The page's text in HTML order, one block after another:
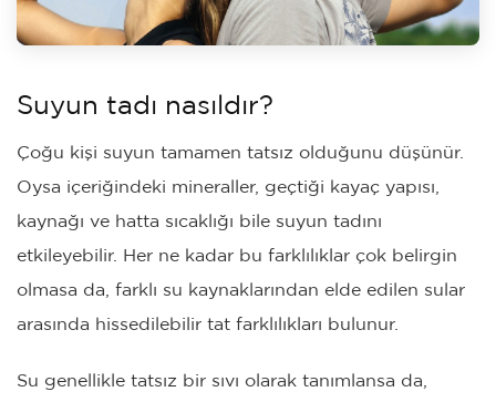
Suyun tadı nasıldır?
Çoğu kişi suyun tamamen tatsız olduğunu düşünür.
Oysa içeriğindeki mineraller, geçtiği kayaç yapısı,
kaynağı ve hatta sıcaklığı bile suyun tadını
etkileyebilir. Her ne kadar bu farklılıklar çok belirgin
olmasa da, farklı su kaynaklarından elde edilen sular
arasında hissedilebilir tat farklılıkları bulunur.
Su genellikle tatsız bir sıvı olarak tanımlansa da,